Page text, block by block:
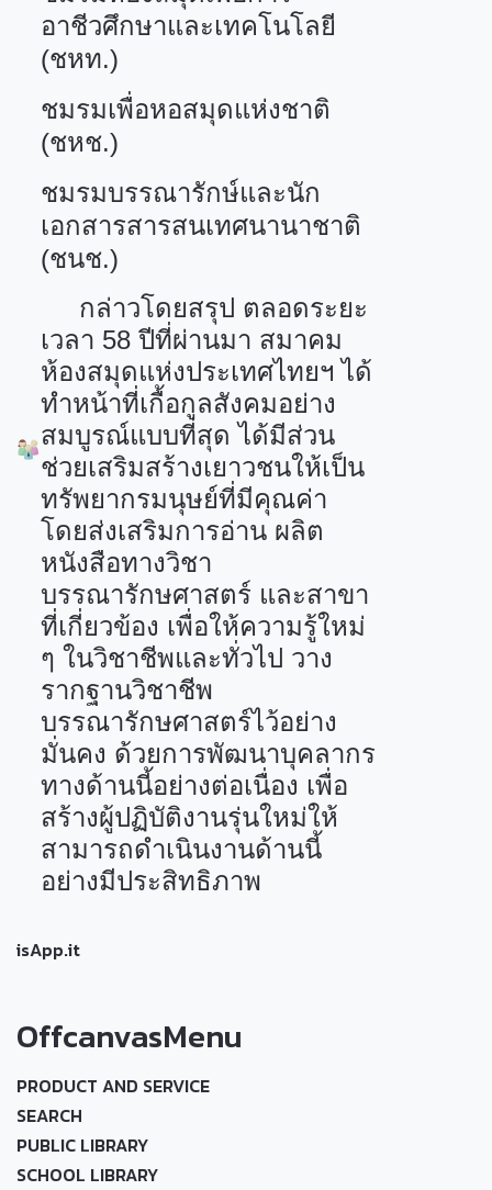
อาชีวศึกษาและเทคโนโลยี
(ชหท.)
ชมรมเพื่อหอสมุดแห่งชาติ
(ชหช.)
ชมรมบรรณารักษ์และนัก
เอกสารสารสนเทศนานาชาติ
(ชนช.)
กล่าวโดยสรุป ตลอดระยะ
เวลา 58 ปีที่ผ่านมา สมาคม
ห้องสมุดแห่งประเทศไทยฯ ได้
ทำหน้าที่เกื้อกูลสังคมอย่าง
สมบูรณ์แบบที่สุด ได้มีส่วน
ช่วยเสริมสร้างเยาวชนให้เป็น
ทรัพยากรมนุษย์ที่มีคุณค่า
โดยส่งเสริมการอ่าน ผลิต
หนังสือทางวิชา
บรรณารักษศาสตร์ และสาขา
ที่เกี่ยวข้อง เพื่อให้ความรู้ใหม่
ๆ ในวิชาชีพและทั่วไป วาง
รากฐานวิชาชีพ
บรรณารักษศาสตร์ไว้อย่าง
มั่นคง ด้วยการพัฒนาบุคลากร
ทางด้านนี้อย่างต่อเนื่อง เพื่อ
สร้างผู้ปฏิบัติงานรุ่นใหม่ให้
สามารถดำเนินงานด้านนี้
อย่างมีประสิทธิภาพ
isApp.it
OffcanvasMenu
PRODUCT AND SERVICE
SEARCH
PUBLIC LIBRARY
SCHOOL LIBRARY